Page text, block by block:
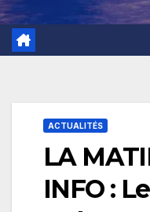
ACTUALITÉS
LA
INFO :